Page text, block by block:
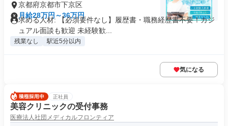
京都府京都市下京区
月給28万円～36万円
求める人材: 【必須要件なし】履歴書・職務経歴書不要！カジ
ュアル面談も歓迎 未経験歓...
残業なし 駅近5分以内
気になる
正社員
美容クリニックの受付事務
医療法人社団メディカルフロンティア